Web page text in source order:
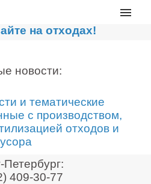
линии
оборудование
контейнеры
проекты
на отходах!
новости:
и тематические
с производством,
отходов и
Петербург:
409-30-77